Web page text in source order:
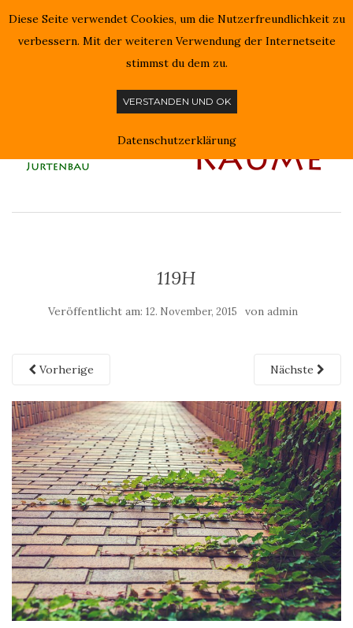
NAVIGATION EIN-/AUSSCHALTEN
119H
Veröffentlicht am: 12. November, 2015 von admin
Vorherige Nächste
Diese Seite verwendet Cookies, um die Nutzerfreundlichkeit zu
verbessern. Mit der weiteren Verwendung der Internetseite
stimmst du dem zu.
VERSTANDEN UND OK
Datenschutzerklärung